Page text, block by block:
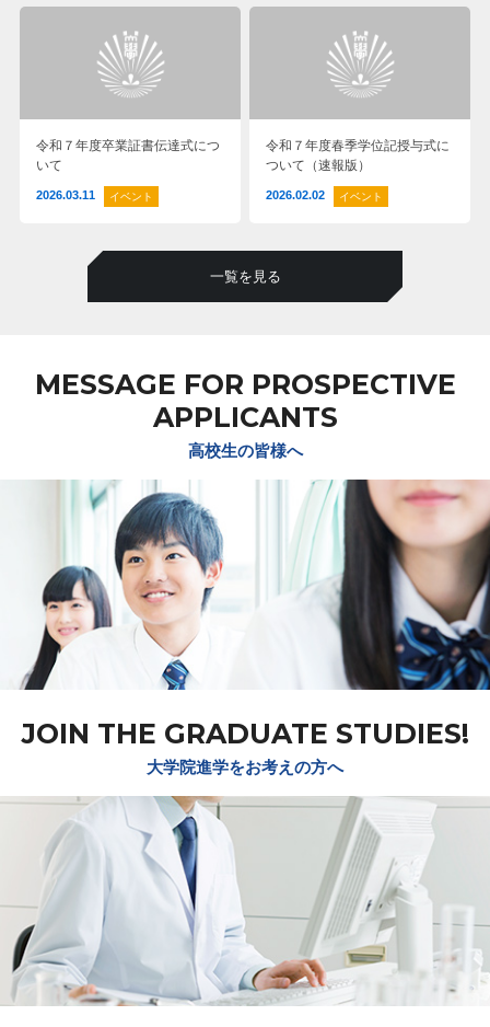
令和７年度卒業証書伝達式につ
いて
2026.03.11 イベント
令和７年度春季学位記授与式に
ついて（速報版）
2026.02.02 イベント
一覧を見る
MESSAGE FOR PROSPECTIVE
APPLICANTS
高校生の皆様へ
JOIN THE GRADUATE STUDIES!
大学院進学をお考えの方へ